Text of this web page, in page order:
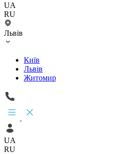
UA
RU
Львів
Київ
Львів
Житомир
UA
RU